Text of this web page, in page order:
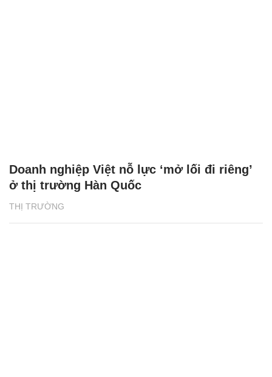
THỊ TRƯỜNG
Doanh nghiệp Việt nỗ lực ‘mở lối đi riêng’
ở thị trường Hàn Quốc